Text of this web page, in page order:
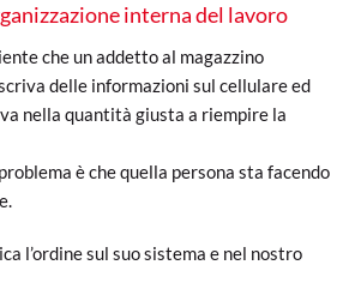
interna del lavoro
che un addetto al magazzino
delle informazioni sul cellulare ed
nella quantità giusta a riempire la
è che quella persona sta facendo
l’ordine sul suo sistema e nel nostro